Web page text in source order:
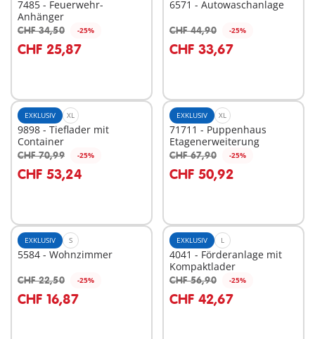
7485 - Feuerwehr-
Anhänger
CHF 34,50 -25%
CHF 25,87
In den Warenkorb
6571 - Autowaschanlage
CHF 44,90 -25%
CHF 33,67
In den Warenkorb
EXKLUSIV XL
9898 - Tieflader mit
Container
CHF 70,99 -25%
CHF 53,24
In den Warenkorb
EXKLUSIV XL
71711 - Puppenhaus
Etagenerweiterung
CHF 67,90 -25%
CHF 50,92
In den Warenkorb
EXKLUSIV S
5584 - Wohnzimmer
CHF 22,50 -25%
CHF 16,87
In den Warenkorb
EXKLUSIV L
4041 - Förderanlage mit
Kompaktlader
CHF 56,90 -25%
CHF 42,67
In den Warenkorb